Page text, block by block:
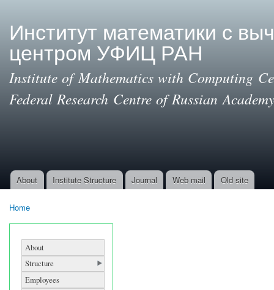
Институт математики с
центром УФИЦ РАН
Institute of Mathematics with Computing
Federal Research Centre of Russian
Main menu
About Institute Structure Journal Web mail Old site
Home
About
Structure
Employees